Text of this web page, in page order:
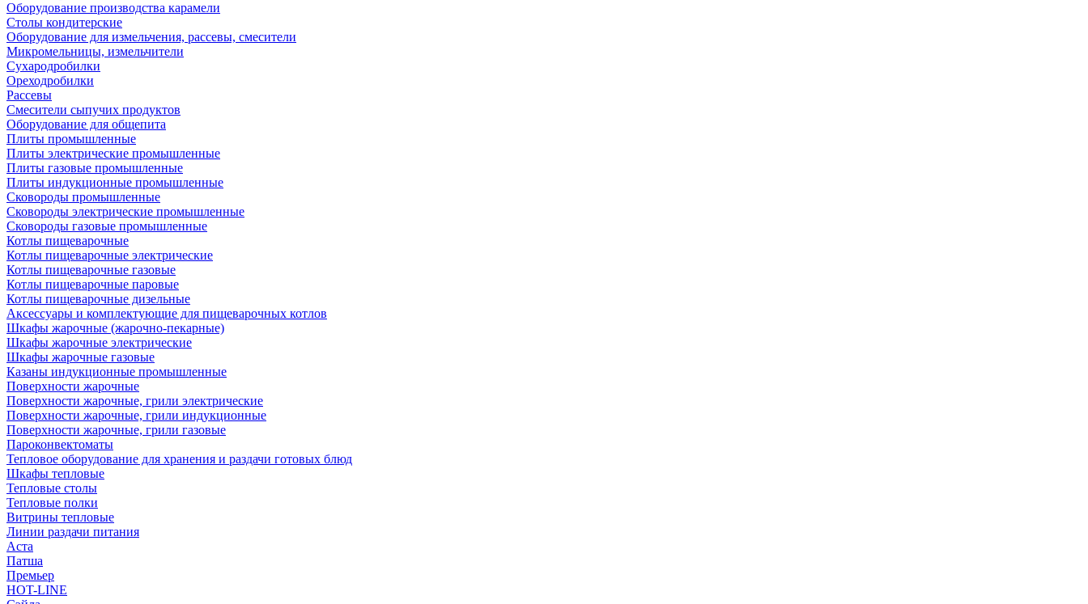
Оборудование производства карамели
Столы кондитерские
Оборудование для измельчения, рассевы, смесители
Микромельницы, измельчители
Сухародробилки
Ореходробилки
Рассевы
Смесители сыпучих продуктов
Оборудование для общепита
Плиты промышленные
Плиты электрические промышленные
Плиты газовые промышленные
Плиты индукционные промышленные
Сковороды промышленные
Сковороды электрические промышленные
Сковороды газовые промышленные
Котлы пищеварочные
Котлы пищеварочные электрические
Котлы пищеварочные газовые
Котлы пищеварочные паровые
Котлы пищеварочные дизельные
Аксессуары и комплектующие для пищеварочных котлов
Шкафы жарочные (жарочно-пекарные)
Шкафы жарочные электрические
Шкафы жарочные газовые
Казаны индукционные промышленные
Поверхности жарочные
Поверхности жарочные, грили электрические
Поверхности жарочные, грили индукционные
Поверхности жарочные, грили газовые
Пароконвектоматы
Тепловое оборудование для хранения и раздачи готовых блюд
Шкафы тепловые
Тепловые столы
Тепловые полки
Витрины тепловые
Линии раздачи питания
Аста
Патша
Премьер
HOT-LINE